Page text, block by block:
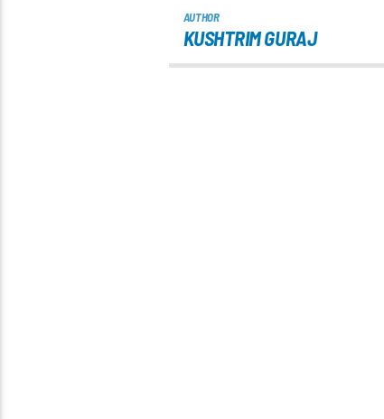
AUTHOR
KUSHTRIM GURAJ